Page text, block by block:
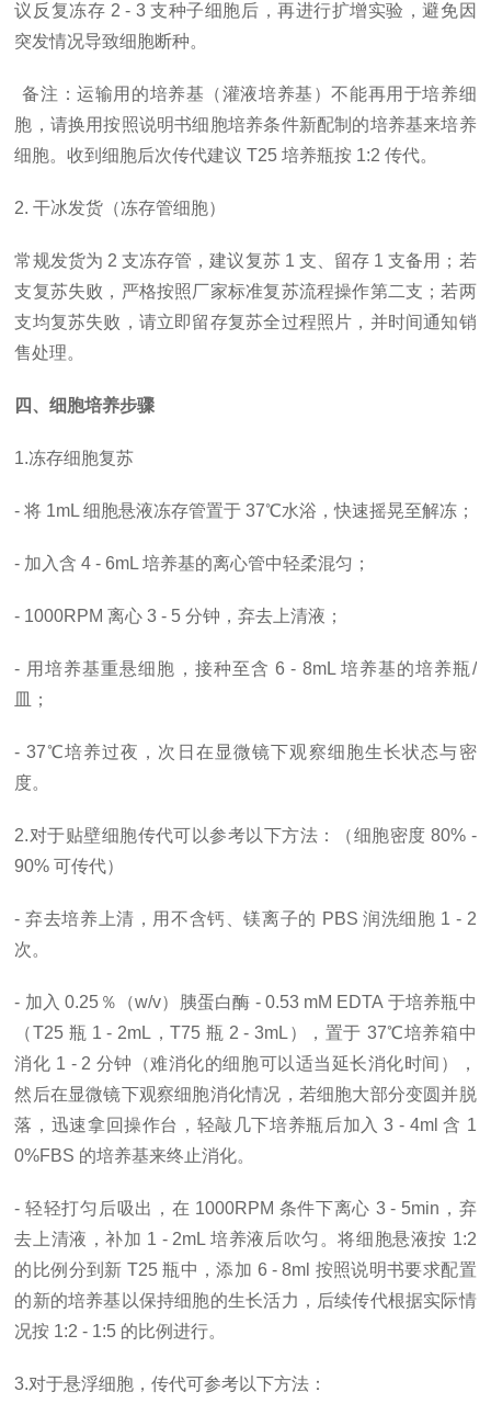
议反复冻存 2 - 3 支种子细胞后，再进行扩增实验，避免因
突发情况导致细胞断种。
备注：运输用的培养基（灌液培养基）不能再用于培养细
胞，请换用按照说明书细胞培养条件新配制的培养基来培养
细胞。收到细胞后次传代建议 T25 培养瓶按 1:2 传代。
2. 干冰发货（冻存管细胞）
常规发货为 2 支冻存管，建议复苏 1 支、留存 1 支备用；若
支复苏失败，严格按照厂家标准复苏流程操作第二支；若两
支均复苏失败，请立即留存复苏全过程照片，并时间通知销
售处理。
四、细胞培养步骤
1.冻存细胞复苏
- 将 1mL 细胞悬液冻存管置于 37℃水浴，快速摇晃至解冻；
- 加入含 4 - 6mL 培养基的离心管中轻柔混匀；
- 1000RPM 离心 3 - 5 分钟，弃去上清液；
- 用培养基重悬细胞，接种至含 6 - 8mL 培养基的培养瓶/
皿；
- 37℃培养过夜，次日在显微镜下观察细胞生长状态与密
度。
2.对于贴壁细胞传代可以参考以下方法：（细胞密度 80% -
90% 可传代）
- 弃去培养上清，用不含钙、镁离子的 PBS 润洗细胞 1 - 2
次。
- 加入 0.25％（w/v）胰蛋白酶 - 0.53 mM EDTA 于培养瓶中
（T25 瓶 1 - 2mL，T75 瓶 2 - 3mL），置于 37℃培养箱中
消化 1 - 2 分钟（难消化的细胞可以适当延长消化时间），
然后在显微镜下观察细胞消化情况，若细胞大部分变圆并脱
落，迅速拿回操作台，轻敲几下培养瓶后加入 3 - 4ml 含 1
0%FBS 的培养基来终止消化。
- 轻轻打匀后吸出，在 1000RPM 条件下离心 3 - 5min，弃
去上清液，补加 1 - 2mL 培养液后吹匀。将细胞悬液按 1:2
的比例分到新 T25 瓶中，添加 6 - 8ml 按照说明书要求配置
的新的培养基以保持细胞的生长活力，后续传代根据实际情
况按 1:2 - 1:5 的比例进行。
3.对于悬浮细胞，传代可参考以下方法：